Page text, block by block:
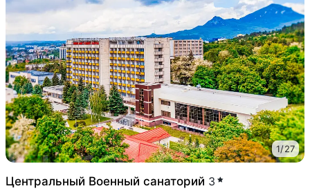
1/27
Центральный Военный санаторий 3